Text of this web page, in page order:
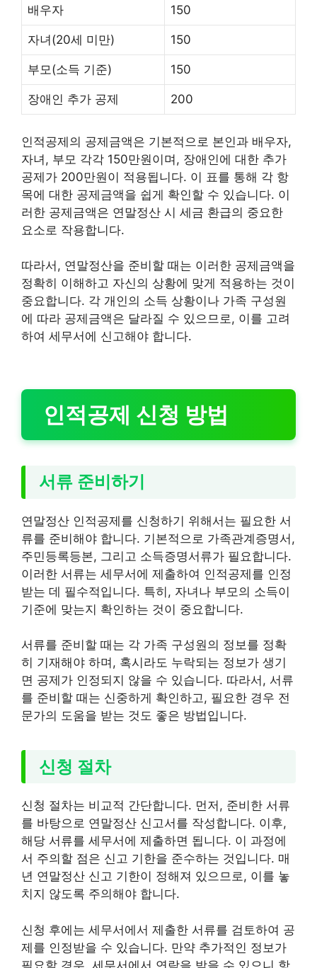
배우자 150
자녀(20세 미만) 150
부모(소득 기준) 150
장애인 추가 공제 200
인적공제의 공제금액은 기본적으로 본인과 배우자,
자녀, 부모 각각 150만원이며, 장애인에 대한 추가
공제가 200만원이 적용됩니다. 이 표를 통해 각 항
목에 대한 공제금액을 쉽게 확인할 수 있습니다. 이
러한 공제금액은 연말정산 시 세금 환급의 중요한
요소로 작용합니다.
따라서, 연말정산을 준비할 때는 이러한 공제금액을
정확히 이해하고 자신의 상황에 맞게 적용하는 것이
중요합니다. 각 개인의 소득 상황이나 가족 구성원
에 따라 공제금액은 달라질 수 있으므로, 이를 고려
하여 세무서에 신고해야 합니다.
인적공제 신청 방법
서류 준비하기
연말정산 인적공제를 신청하기 위해서는 필요한 서
류를 준비해야 합니다. 기본적으로 가족관계증명서,
주민등록등본, 그리고 소득증명서류가 필요합니다.
이러한 서류는 세무서에 제출하여 인적공제를 인정
받는 데 필수적입니다. 특히, 자녀나 부모의 소득이
기준에 맞는지 확인하는 것이 중요합니다.
서류를 준비할 때는 각 가족 구성원의 정보를 정확
히 기재해야 하며, 혹시라도 누락되는 정보가 생기
면 공제가 인정되지 않을 수 있습니다. 따라서, 서류
를 준비할 때는 신중하게 확인하고, 필요한 경우 전
문가의 도움을 받는 것도 좋은 방법입니다.
신청 절차
신청 절차는 비교적 간단합니다. 먼저, 준비한 서류
를 바탕으로 연말정산 신고서를 작성합니다. 이후,
해당 서류를 세무서에 제출하면 됩니다. 이 과정에
서 주의할 점은 신고 기한을 준수하는 것입니다. 매
년 연말정산 신고 기한이 정해져 있으므로, 이를 놓
치지 않도록 주의해야 합니다.
신청 후에는 세무서에서 제출한 서류를 검토하여 공
제를 인정받을 수 있습니다. 만약 추가적인 정보가
필요할 경우, 세무서에서 연락을 받을 수 있으니 항